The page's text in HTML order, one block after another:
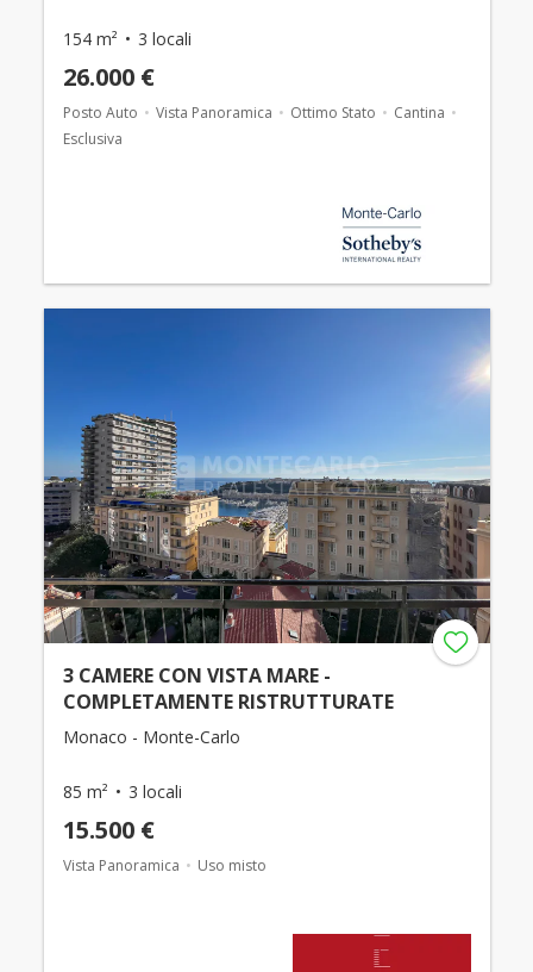
154 m² 3 locali
26.000 €
Posto Auto Vista Panoramica Ottimo Stato
Cantina
Esclusiva
3 CAMERE CON VISTA MARE -
COMPLETAMENTE RISTRUTTURATE
Monaco - Monte-Carlo
85 m² 3 locali
15.500 €
Vista Panoramica Uso misto